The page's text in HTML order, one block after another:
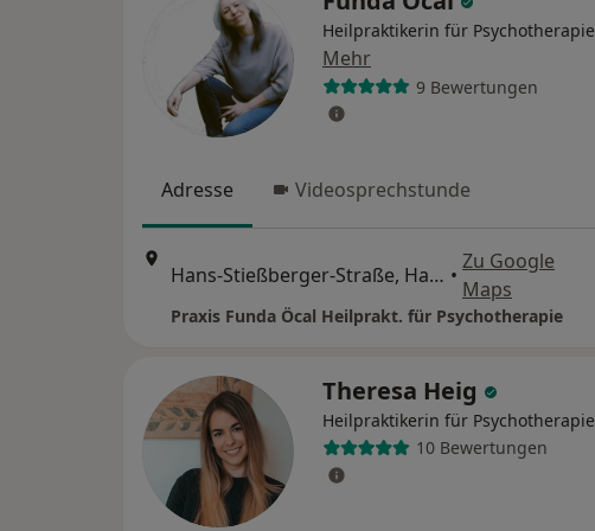
Heilpraktikerin für Psychotherapie
Mehr
9 Bewertungen
Adresse Videosprechstunde
Hans-Stießberger-Straße, Haar •
Zu Google
Maps
Praxis Funda Öcal Heilprakt. für Psychotherapie
Theresa Heig
Heilpraktikerin für Psychotherapie
10 Bewertungen